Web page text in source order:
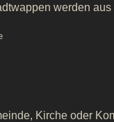
werden
Kirche oder